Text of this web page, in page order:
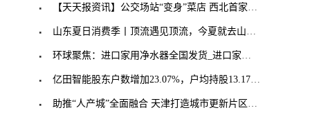
【天天报资讯】公交场站“变身”菜店 西北首家“公
山东夏日消费季丨顶流遇见顶流，今夏就去山东_天天
环球聚焦：进口家用净水器全国发货_进口家用净水器
亿田智能股东户数增加23.07%，户均持股13.17万元
助推“人产城”全面融合 天津打造城市更新片区新标